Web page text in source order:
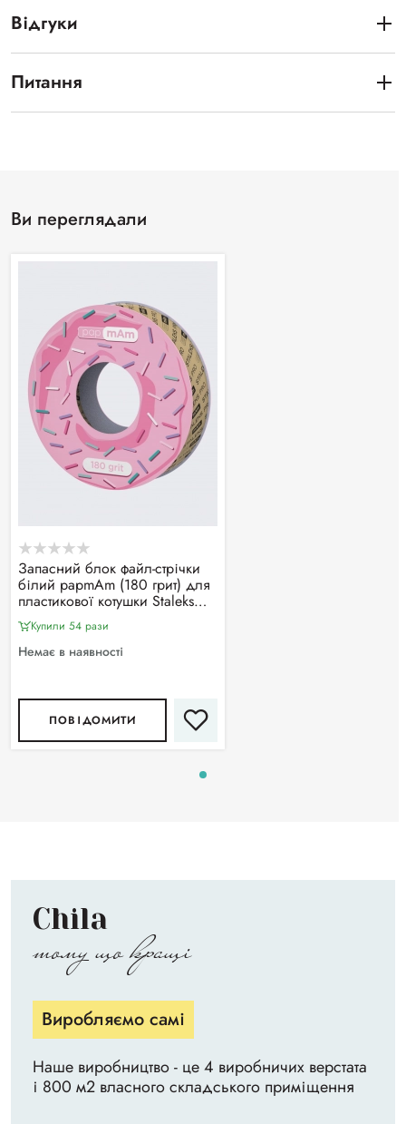
Відгуки
Питання
Ви переглядали
Запасний блок файл-стрічки
білий papmAm (180 грит) для
пластикової котушки Staleks
Pro Expert ATSC-180w
Купили 54 рази
Немає в наявності
ПОВІДОМИТИ
Chila
тому що кращі
Виробляємо самі
Наше виробництво - це 4 виробничих верстата
і 800 м2 власного складського приміщення